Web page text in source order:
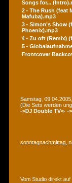
Songs for...
2 - The Rush (feat
Mafuba).mp3
3 - Simon's Show
Phoenix).mp3
4 - Zu oft (Remix)
5 -
Frontcover
Samstag,
(Die Sets werden
->DJ Double TV<- -
sonntagnachmittag,
Vom Studio direkt